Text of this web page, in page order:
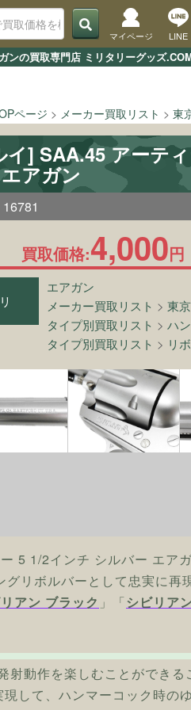
ンの買取専門店 ミリタリーグッズ
マイページ LINE
ページ メーカー買取リスト 東
イ] SAA.45 アーテ
アガン
16781
買取価格:4,000円
エアガン
メーカー買取リスト >東
タイプ別買取リスト >ハ
タイプ別買取リスト > リ
5 1/2インチ シルバー エア
リボルバーとして忠実に再
アン ブラック 」「シビリア
動作を楽しむことができる
して、ハンマーコック時の